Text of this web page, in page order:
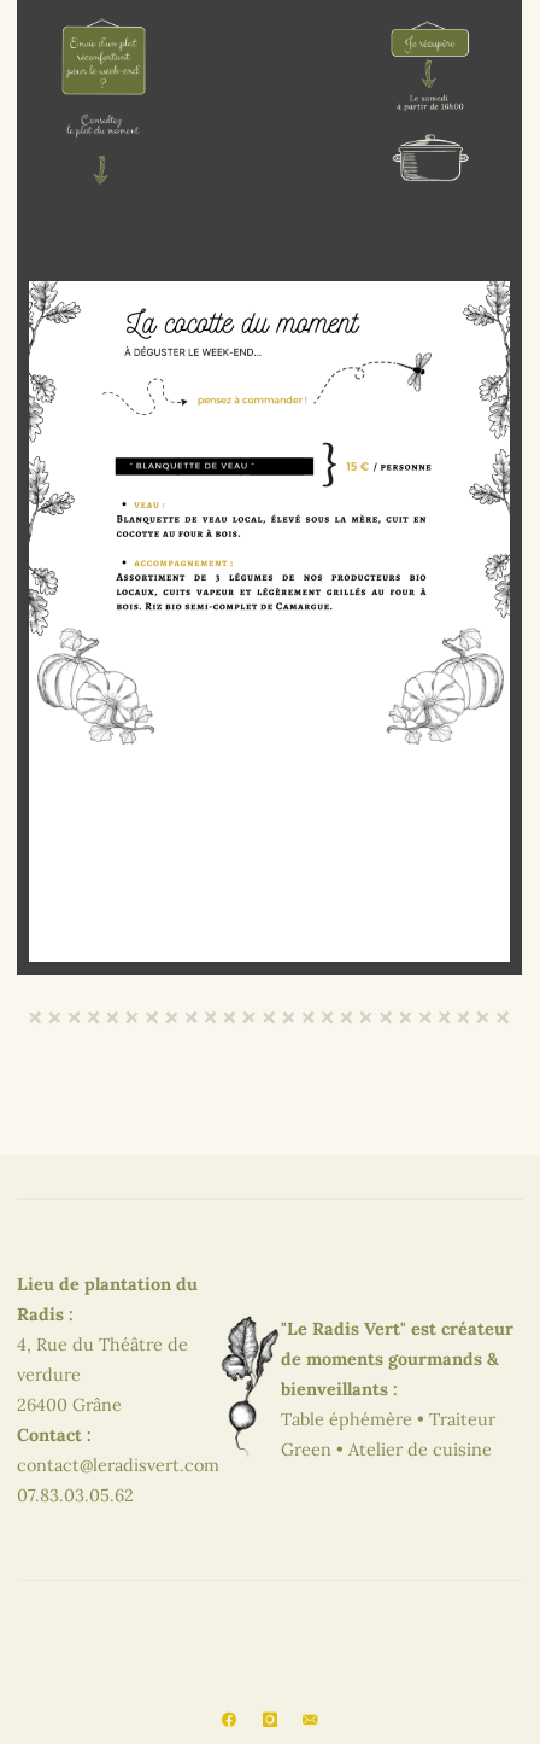
Lieu de plantation du
Radis :
4, Rue du Théâtre de
verdure
26400 Grâne
Contact :
contact@leradisvert.com
07.83.03.05.62
"Le Radis Vert" est créateur
de moments gourmands &
bienveillants :
Table éphémère • Traiteur
Green • Atelier de cuisine